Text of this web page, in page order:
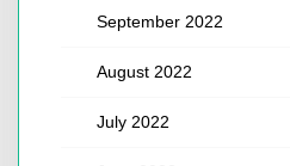
September 2022
August 2022
July 2022